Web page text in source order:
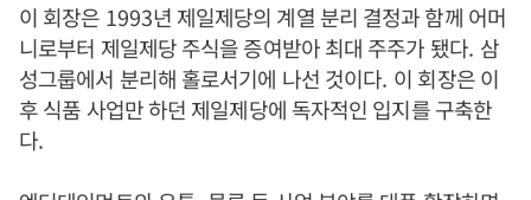
이 회장은 1993년 제일제당의 계열 분리 결정과 함께 어머
니로부터 제일제당 주식을 증여받아 최대 주주가 됐다. 삼
성그룹에서 분리해 홀로서기에 나선 것이다. 이 회장은 이
후 식품 사업만 하던 제일제당에 독자적인 입지를 구축한
다.